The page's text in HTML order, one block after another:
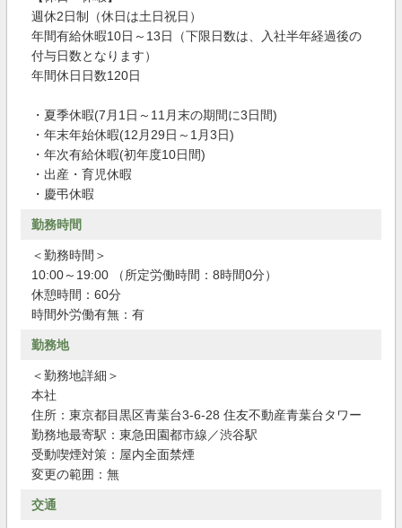
週休2日制（休日は土日祝日）
年間有給休暇10日～13日（下限日数は、入社半年経過後の
付与日数となります）
年間休日日数120日
・夏季休暇(7月1日～11月末の期間に3日間)
・年末年始休暇(12月29日～1月3日)
・年次有給休暇(初年度10日間)
・出産・育児休暇
・慶弔休暇
勤務時間
＜勤務時間＞
10:00～19:00 （所定労働時間：8時間0分）
休憩時間：60分
時間外労働有無：有
勤務地
＜勤務地詳細＞
本社
住所：東京都目黒区青葉台3-6-28 住友不動産青葉台タワー
勤務地最寄駅：東急田園都市線／渋谷駅
受動喫煙対策：屋内全面禁煙
変更の範囲：無
交通